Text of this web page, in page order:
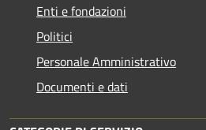
Enti e fondazioni
Politici
Personale Amministrativo
Documenti e dati